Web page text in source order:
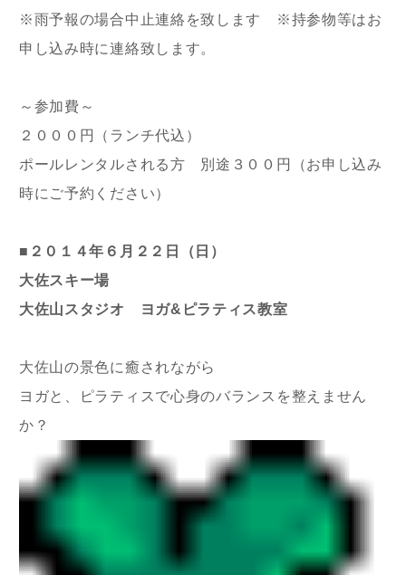
※雨予報の場合中止連絡を致します ※持参物等はお
申し込み時に連絡致します。
～参加費～
２０００円（ランチ代込）
ポールレンタルされる方 別途３００円（お申し込み
時にご予約ください）
■２０１４年６月２２日（日）
大佐スキー場
大佐山スタジオ ヨガ&ピラティス教室
大佐山の景色に癒されながら
ヨガと、ピラティスで心身のバランスを整えません
か？